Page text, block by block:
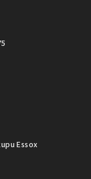
Essox